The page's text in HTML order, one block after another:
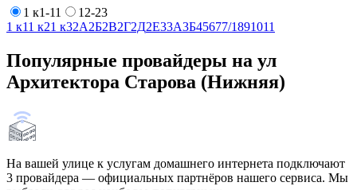
1 к1-11
12-23
1 к11 к21 к32А2Б2В2Г2Д2Е33А3Б45677/1891011
Популярные провайдеры на ул
Архитектора Старова (Нижняя)
На вашей улице к услугам домашнего интернета подключают
3 провайдера — официальных партнёров нашего сервиса. Мы